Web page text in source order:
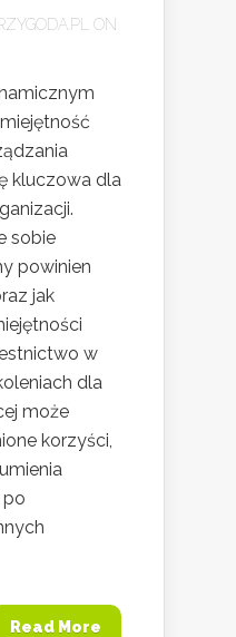
ON
kluczowa dla
sobie
powinien
jak
w
dla
może
korzyści,
po
Read More